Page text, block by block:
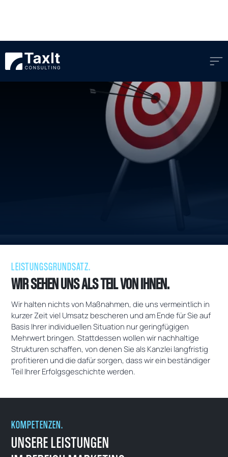
LEISTUNGSGRUNDSATZ.
WIR SEHEN UNS ALS TEIL VON IHNEN.
Wir halten nichts von Maßnahmen, die uns vermeintlich in
kurzer Zeit viel Umsatz bescheren und am Ende für Sie auf
Basis Ihrer individuellen Situation nur geringfügigen
Mehrwert bringen. Stattdessen wollen wir nachhaltige
Strukturen schaffen, von denen Sie als Kanzlei langfristig
profitieren und die dafür sorgen, dass wir ein beständiger
Teil Ihrer Erfolgsgeschichte werden.
KOMPETENZEN.
UNSERE LEISTUNGEN